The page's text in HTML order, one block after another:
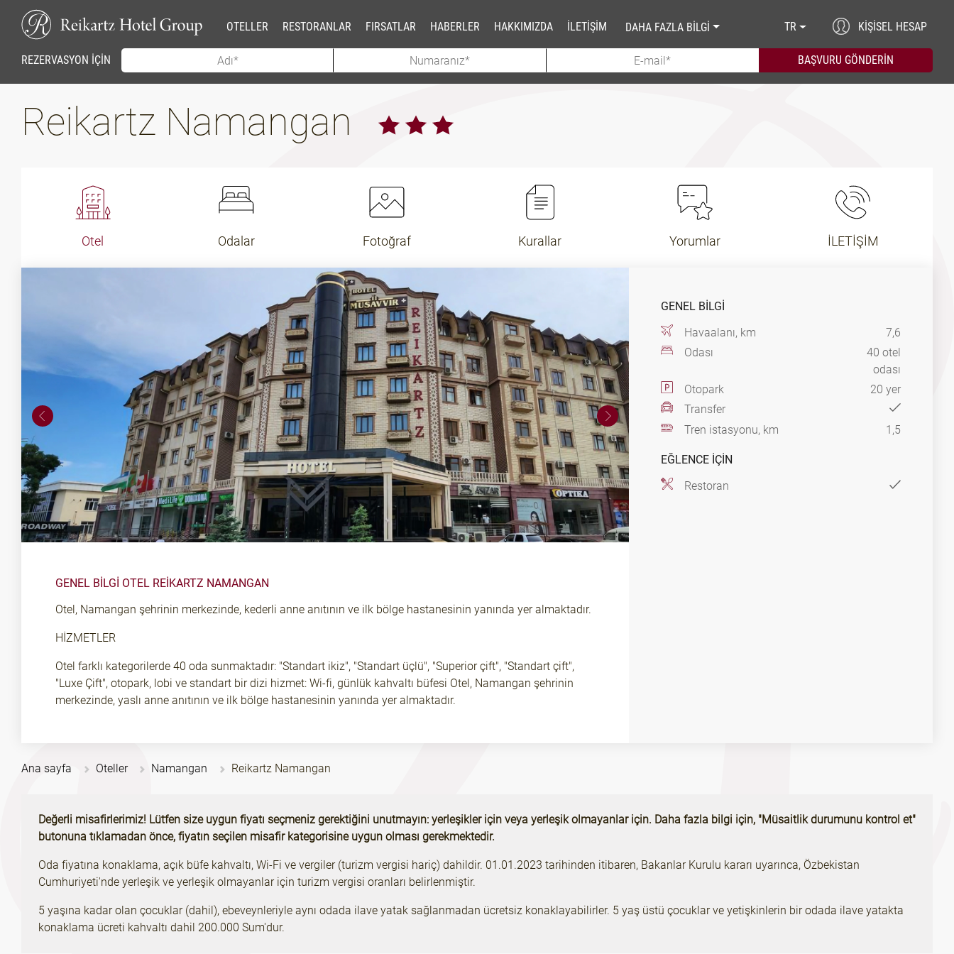
OTELLER RESTORANLAR FIRSATLAR HABERLER HAKKIMIZDA İLETİŞİM DAHA FAZLA BİLGİ TR KIŞISEL HESAP
REZERVASYON İÇİN
Reikartz Namangan
Otel Odalar Fotoğraf Kurallar Yorumlar İLETİŞİM
GENEL BILGI OTEL REIKARTZ NAMANGAN
Otel, Namangan şehrinin merkezinde, kederli anne anıtının ve ilk bölge hastanesinin yanında yer almaktadır.
HİZMETLER
Otel farklı kategorilerde 40 oda sunmaktadır: "Standart ikiz", "Standart üçlü", "Superior çift", "Standart çift",
"Luxe Çift", otopark, lobi ve standart bir dizi hizmet: Wi-fi, günlük kahvaltı büfesi Otel, Namangan şehrinin
merkezinde, yaslı anne anıtının ve ilk bölge hastanesinin yanında yer almaktadır.
GENEL BILGI
Havaalanı, km
7,6
Odası
40 otel
odası
Otopark
20 yer
Transfer
Tren istasyonu, km
1,5
EĞLENCE IÇIN
Restoran
Ana sayfa Oteller Namangan Reikartz Namangan
Değerli misafirlerimiz! Lütfen size uygun fiyatı seçmeniz gerektiğini unutmayın: yerleşikler için veya yerleşik olmayanlar için. Daha fazla bilgi için, "Müsaitlik durumunu kontrol et"
butonuna tıklamadan önce, fiyatın seçilen misafir kategorisine uygun olması gerekmektedir.
Oda fiyatına konaklama, açık büfe kahvaltı, Wi-Fi ve vergiler (turizm vergisi hariç) dahildir. 01.01.2023 tarihinden itibaren, Bakanlar Kurulu kararı uyarınca, Özbekistan
Cumhuriyeti'nde yerleşik ve yerleşik olmayanlar için turizm vergisi oranları belirlenmiştir.
5 yaşına kadar olan çocuklar (dahil), ebeveynleriyle aynı odada ilave yatak sağlanmadan ücretsiz konaklayabilirler. 5 yaş üstü çocuklar ve yetişkinlerin bir odada ilave yatakta
konaklama ücreti kahvaltı dahil 200.000 Sum'dur.